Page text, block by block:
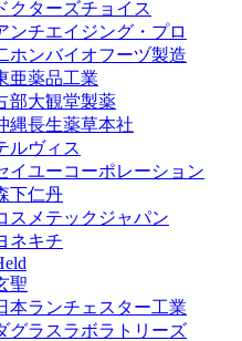
クターズチョイス
ンチエイジング・プロ
ホンバイオフーヅ製造
亜薬品工業
部大観堂製薬
縄長生薬草本社
ルヴィス
イユーコーポレーション
下仁丹
スメテックジャパン
ネキチ
聖
本ランチェスター工業
グラスラボラトリーズ